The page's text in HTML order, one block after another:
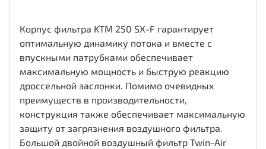
Корпус фильтра KTM 250 SX-F гарантирует
оптимальную динамику потока и вместе с
впускными патрубками обеспечивает
максимальную мощность и быструю реакцию
дроссельной заслонки. Помимо очевидных
преимуществ в производительности,
конструкция также обеспечивает максимальную
защиту от загрязнения воздушного фильтра.
Большой двойной воздушный фильтр Twin-Air